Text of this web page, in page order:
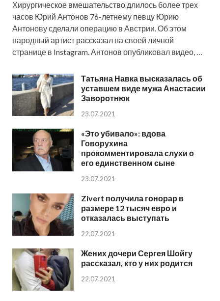
Хирургическое вмешательство длилось более трех
часов Юрий Антонов 76-летнему певцу Юрию
Антонову сделали операцию в Австрии. Об этом
народный артист рассказал на своей личной
странице в Instagram. Антонов опубликовал видео, …
Татьяна Навка высказалась об
уставшем виде мужа Анастасии
Заворотнюк
23.07.2021
«Это убивало»: вдова
Говорухина
прокомментировала слухи о
его единственном сыне
23.07.2021
Zivert получила гонорар в
размере 12 тысяч евро и
отказалась выступать
22.07.2021
Жених дочери Сергея Шойгу
рассказал, кто у них родится
22.07.2021